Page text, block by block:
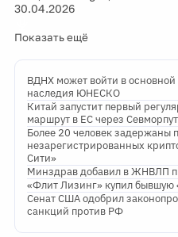
ВДНХ может войти в
наследия ЮНЕСКО
Китай запустит первый
маршрут в ЕС через
Более 20 человек задержаны
незарегистрированных
Сити»
Минздрав добавил в ЖНВЛП
«Флит Лизинг» купил бывшую
Сенат США одобрил
санкций против РФ